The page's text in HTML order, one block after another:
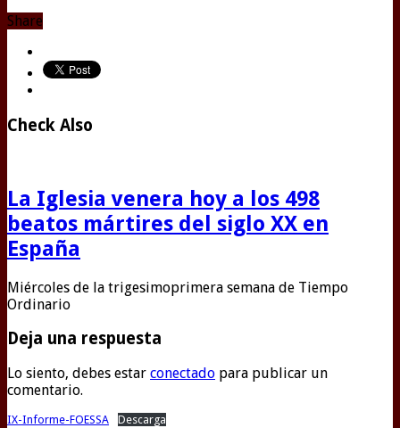
Share
Check Also
La Iglesia venera hoy a los 498
beatos mártires del siglo XX en
España
Miércoles de la trigesimoprimera semana de Tiempo
Ordinario
Deja una respuesta
Lo siento, debes estar conectado para publicar un
comentario.
IX-Informe-FOESSA Descarga